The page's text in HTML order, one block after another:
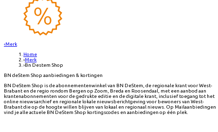
‹Merk
Home
›Merk
›Bn Destem Shop
BN deStem Shop aanbiedingen & kortingen
BN DeStem Shop is de abonnementenwinkel van BN DeStem, de regionale krant voor West-
Brabant en de regio rondom Bergen op Zoom, Breda en Roosendaal, met een aanbod aan
krantenabonnementen voor de gedrukte editie en de digitale krant, inclusief toegang tot het
online nieuwsarchief en regionale lokale nieuwsberichtgeving voor bewoners van West-
Brabant die op de hoogte willen blijven van lokaal en regionaal nieuws. Op Mailaanbiedingen
vind je alle actuele BN DeStem Shop kortingscodes en aanbiedingen op één plek.